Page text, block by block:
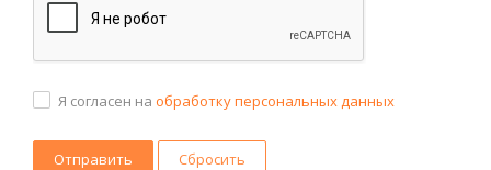
Я согласен на обработку персональных данных
Сбросить